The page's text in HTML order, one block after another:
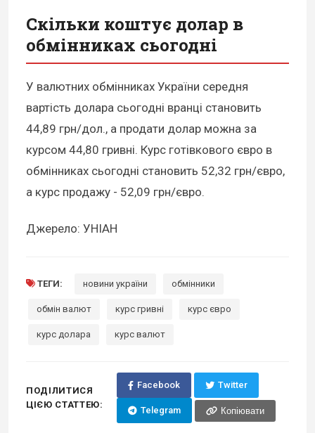
Скільки коштує долар в
обмінниках сьогодні
У валютних обмінниках України середня
вартість долара сьогодні вранці становить
44,89 грн/дол., а продати долар можна за
курсом 44,80 гривні. Курс готівкового євро в
обмінниках сьогодні становить 52,32 грн/євро,
а курс продажу - 52,09 грн/євро.
Джерело: УНІАН
ТЕГИ: новини україни обмінники
обмін валют курс гривні курс євро
курс долара курс валют
ПОДІЛИТИСЯ
ЦІЄЮ СТАТТЕЮ:
Facebook Twitter
Telegram Копіювати